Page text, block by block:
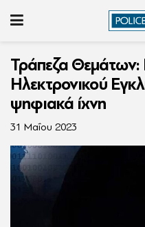
Τράπεζα Θεμάτων:
Ηλεκτρονικού
ψηφιακά ίχνη
31 Μαΐου 2023